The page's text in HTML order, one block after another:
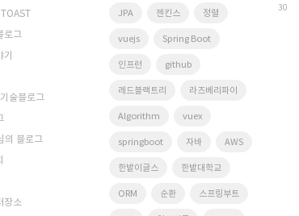
로그
술블로그
의 블로그
장소
JPA 젠킨스 정렬
vuejs Spring Boot
인프런 github
레드블랙트리 라즈베리파이
Algorithm vuex
springboot 자바 AWS
한밭이글스 한밭대학교
ORM 순환 스프링부트
30